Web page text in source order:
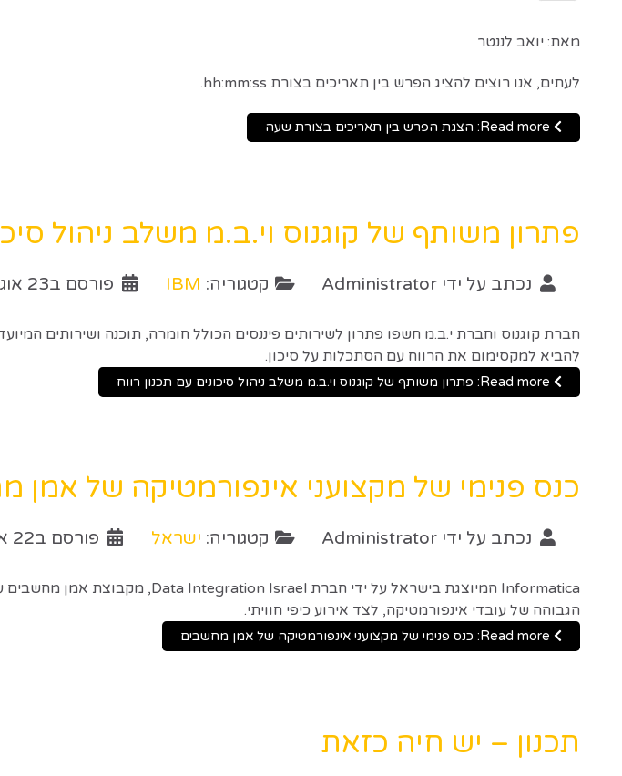
מאת: יואב לננטר
לעתים, אנו רוצים להציג הפרש בין תאריכים בצורת hh:mm:ss.
פתרון משותף של קוגנוס וי.ב.מ משלב ניהול
נכתב על ידי Administrator קטגוריה: IBM פורסם ב23 אוגוסט 2007
חברת קוגנוס וחברת י.ב.מ חשפו פתרון לשירותים פיננסים הכולל חומרה, תוכנה ושירותים
להביא למקסימום את הרווח עם הסתכלות על סיכון.
כנס פנימי של מקצועני אינפורמטיקה של אמן
נכתב על ידי Administrator קטגוריה: ישראל פורסם ב22 אוגוסט 2007
הגבוהה של עובדי אינפורמטיקה, לצד אירוע כיפי חוויתי.
תכנון – יש חיה כזאת